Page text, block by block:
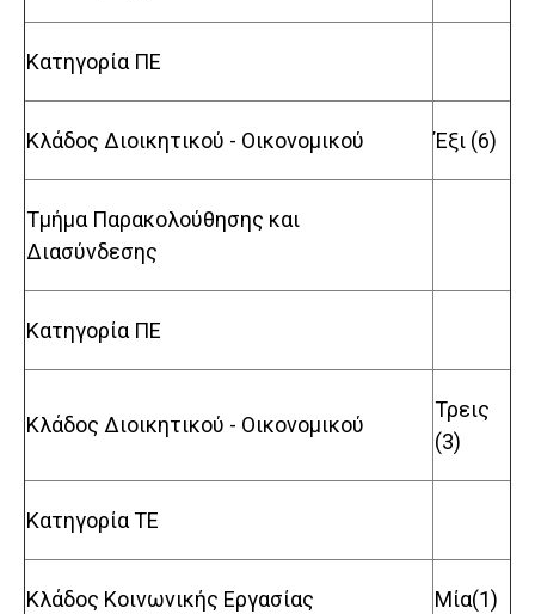
Κατηγορία ΠΕ
Κλάδος Διοικητικού - Οικονομικού Έξι (6)
Τμήμα Παρακολούθησης και
Διασύνδεσης
Κατηγορία ΠΕ
Κλάδος Διοικητικού - Οικονομικού
Τρεις
(3)
Κατηγορία TE
Κλάδος Κοινωνικής Εργασίας Μία(1)